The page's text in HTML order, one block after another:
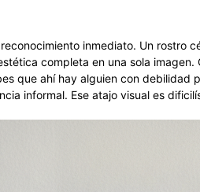
inmediato. Un rostro
completa en una sola
que ahí hay alguien con debilidad
informal. Ese atajo visual es